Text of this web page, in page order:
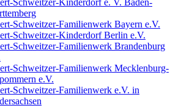
Schweitzer-Kinderdorf e. V. Baden-
Schweitzer-Familienwerk Bayern e.V.
Schweitzer-Kinderdorf Berlin e.V.
Schweitzer-Familienwerk Brandenburg
Schweitzer-Familienwerk Mecklenburg-
e.V.
Schweitzer-Familienwerk e.V. in